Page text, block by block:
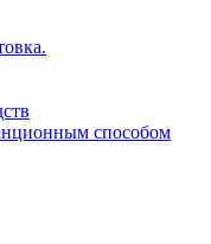
способом